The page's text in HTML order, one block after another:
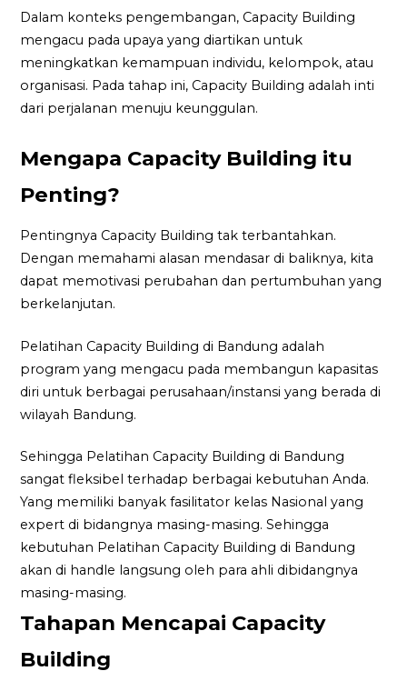
Dalam konteks pengembangan, Capacity Building
mengacu pada upaya yang diartikan untuk
meningkatkan kemampuan individu, kelompok, atau
organisasi. Pada tahap ini, Capacity Building adalah inti
dari perjalanan menuju keunggulan.
Mengapa Capacity Building itu
Penting?
Pentingnya Capacity Building tak terbantahkan.
Dengan memahami alasan mendasar di baliknya, kita
dapat memotivasi perubahan dan pertumbuhan yang
berkelanjutan.
Pelatihan Capacity Building di Bandung adalah
program yang mengacu pada membangun kapasitas
diri untuk berbagai perusahaan/instansi yang berada di
wilayah Bandung.
Sehingga Pelatihan Capacity Building di Bandung
sangat fleksibel terhadap berbagai kebutuhan Anda.
Yang memiliki banyak fasilitator kelas Nasional yang
expert di bidangnya masing-masing. Sehingga
kebutuhan Pelatihan Capacity Building di Bandung
akan di handle langsung oleh para ahli dibidangnya
masing-masing.
Tahapan Mencapai Capacity
Building